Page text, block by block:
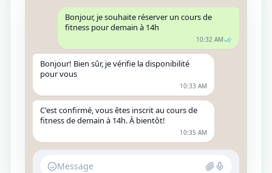
Bonjour, je souhaite réserver un cours de
fitness pour demain à 14h
10:32 AM
Bonjour! Bien sûr, je vérifie la disponibilité
pour vous
10:33 AM
C'est confirmé, vous êtes inscrit au cours de
fitness de demain à 14h. À bientôt!
10:35 AM
Message